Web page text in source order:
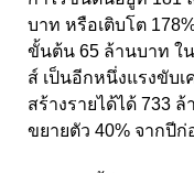
บาท หรือเติบโต
ขั้นต้น 65 ล้านบาท ใ
ส์ เป็นอีกหนึ่งแรงขับ
สร้างรายได้ได้ 733
ขยายตัว 40% จากปี